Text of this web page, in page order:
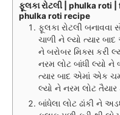
ફૂલકા રોટલી | phulka roti
phulka roti recipe
ફૂલકા રોટલી
ચાળી ને લ્યો ત્યાર
ને બરોબર મિક્સ કરી
નરમ લોટ બાંધી લ્યો ને
ત્યાર બાદ એમાં એક
લ્યો ને નરમ લોટ તૈયાર
બાંધેલા લોટ ઢાંકી ને